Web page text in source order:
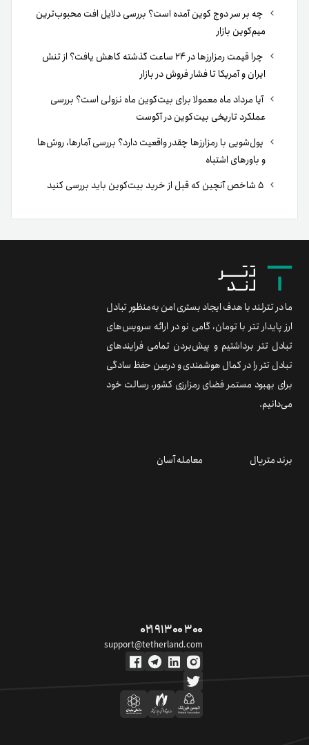
چه بر سر دوج کوین آمده است؟ بررسی دلایل افت محبوب‌ترین
میم‌کوین بازار
چرا قیمت رمزارزها در ۲۴ ساعت گذشته کاهش یافت؟ از تنش
ایران و آمریکا تا فشار فروش در بازار
آیا مرداد ماه معمولا برای بیت‌کوین ماه نزولی است؟ بررسی
عملکرد تاریخی بیت‌کوین در آگوست
پول‌شویی با رمزارزها چقدر واقعیت دارد؟ بررسی آمارها، روش‌ها
و باورهای اشتباه
ما در تترلند با هدف ایجاد بستری امن به‌منظور تبادل
ارز پایدار تتر با تومان، گامی نو در ارائه سرویس‌های
تبادل تتر برداشتیم و پیش‌بردن تمامی فرایندهای
تبادل تتر را در کمال هوشمندی و درعین حفظ سادگی
برای بهبود مستمر فضای رمزارزی کشور، رسالت خود
می‌دانیم.
برند متریال معامله آسان
۰۲۱ ۹۱ ۳۰۰ ۳۰۰
support@tetherland.com